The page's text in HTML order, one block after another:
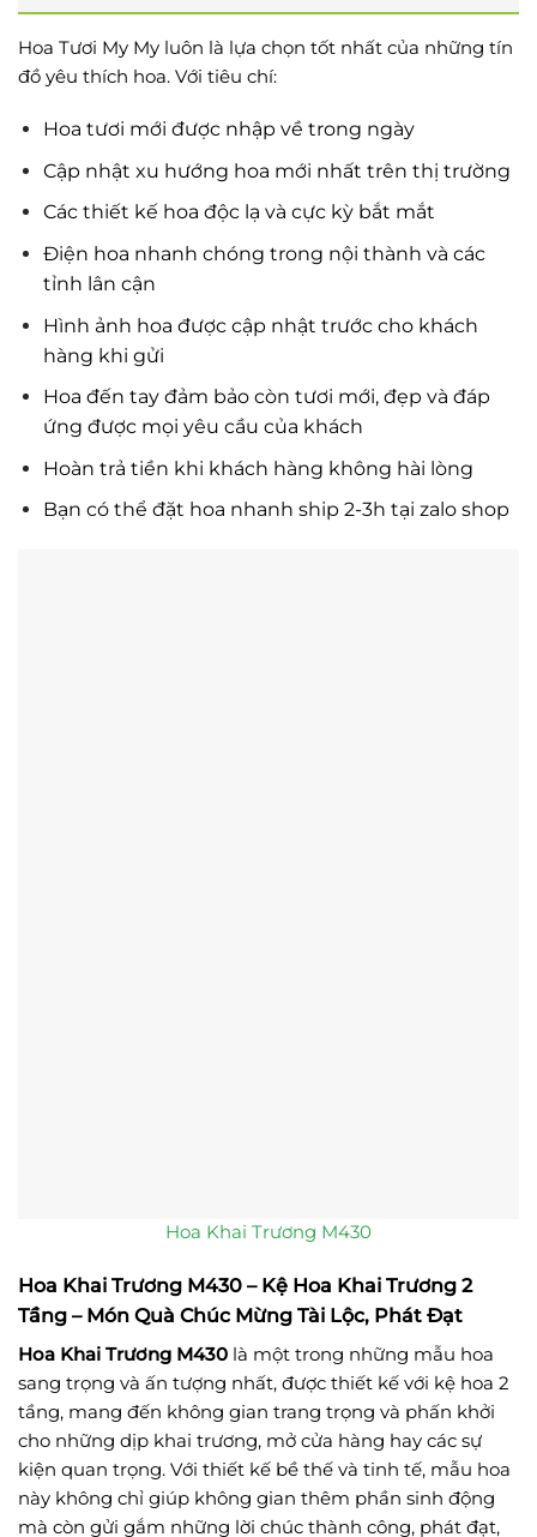
Hoa Tươi My My luôn là lựa chọn tốt nhất của những tín
đồ yêu thích hoa. Với tiêu chí:
Hoa tươi mới được nhập về trong ngày
Cập nhật xu hướng hoa mới nhất trên thị trường
Các thiết kế hoa độc lạ và cực kỳ bắt mắt
Điện hoa nhanh chóng trong nội thành và các
tỉnh lân cận
Hình ảnh hoa được cập nhật trước cho khách
hàng khi gửi
Hoa đến tay đảm bảo còn tươi mới, đẹp và đáp
ứng được mọi yêu cầu của khách
Hoàn trả tiền khi khách hàng không hài lòng
Bạn có thể đặt hoa nhanh ship 2-3h tại zalo shop
Hoa Khai Trương M430
Hoa Khai Trương M430 – Kệ Hoa Khai Trương 2
Tầng – Món Quà Chúc Mừng Tài Lộc, Phát Đạt
Hoa Khai Trương M430 là một trong những mẫu hoa
sang trọng và ấn tượng nhất, được thiết kế với kệ hoa 2
tầng, mang đến không gian trang trọng và phấn khởi
cho những dịp khai trương, mở cửa hàng hay các sự
kiện quan trọng. Với thiết kế bề thế và tinh tế, mẫu hoa
này không chỉ giúp không gian thêm phần sinh động
mà còn gửi gắm những lời chúc thành công, phát đạt,